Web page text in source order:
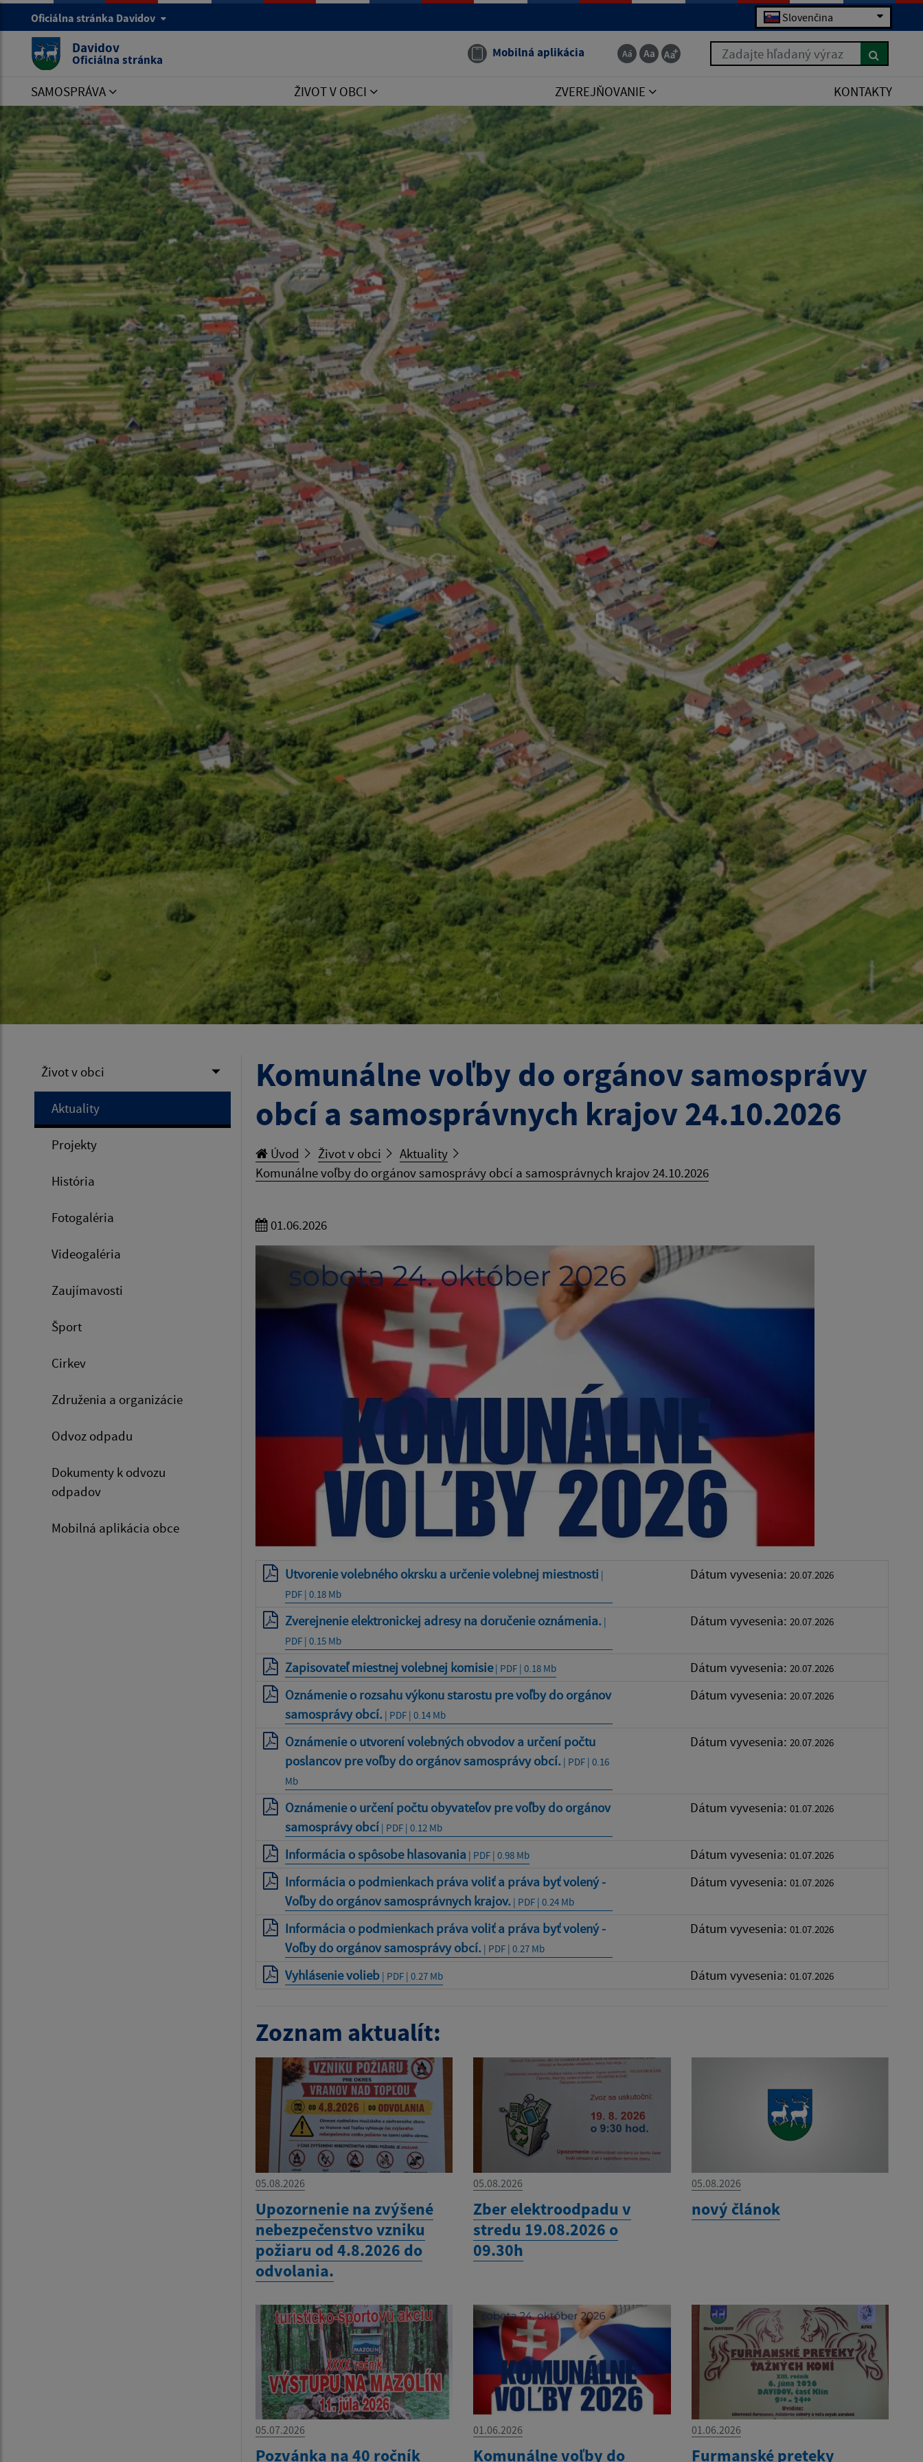
Oficiálna stránka Davidov Slovenčina
Davidov
Oficiálna stránka Mobilná aplikácia Zadajte hľadaný výraz
SAMOSPRÁVA ŽIVOT V OBCI ZVEREJŇOVANIE KONTAKTY
Život v obci
Aktuality
Projekty
História
Fotogaléria
Videogaléria
Zaujímavosti
Šport
Cirkev
Združenia a organizácie
Odvoz odpadu
Dokumenty k odvozu
odpadov
Mobilná aplikácia obce
Komunálne voľby do orgánov samosprávy
obcí a samosprávnych krajov 24.10.2026
Úvod Život v obci
Aktuality
Komunálne voľby do orgánov samosprávy obcí a samosprávnych krajov 24.10.2026
01.06.2026
Utvorenie volebného okrsku a určenie volebnej miestnosti |
PDF | 0.18 Mb
Dátum vyvesenia: 20.07.2026
Zverejnenie elektronickej adresy na doručenie oznámenia.|
PDF | 0.15 Mb
Dátum vyvesenia: 20.07.2026
Zapisovateľ miestnej volebnej komisie| PDF | 0.18 Mb Dátum vyvesenia: 20.07.2026
Oznámenie o rozsahu výkonu starostu pre voľby do orgánov
samosprávy obcí.| PDF | 0.14 Mb
Dátum vyvesenia: 20.07.2026
Oznámenie o utvorení volebných obvodov a určení počtu
poslancov pre voľby do orgánov samosprávy obcí.| PDF | 0.16
Mb
Dátum vyvesenia: 20.07.2026
Oznámenie o určení počtu obyvateľov pre voľby do orgánov
samosprávy obcí| PDF | 0.12 Mb
Dátum vyvesenia: 01.07.2026
Informácia o spôsobe hlasovania | PDF | 0.98 Mb Dátum vyvesenia: 01.07.2026
Informácia o podmienkach práva voliť a práva byť volený -
Voľby do orgánov samosprávnych krajov.| PDF | 0.24 Mb
Dátum vyvesenia: 01.07.2026
Informácia o podmienkach práva voliť a práva byť volený -
Voľby do orgánov samosprávy obcí.| PDF | 0.27 Mb
Dátum vyvesenia: 01.07.2026
Vyhlásenie volieb| PDF | 0.27 Mb Dátum vyvesenia: 01.07.2026
Zoznam aktualít:
05.08.2026
Upozornenie na zvýšené
nebezpečenstvo vzniku
požiaru od 4.8.2026 do
odvolania.
05.08.2026
Zber elektroodpadu v
stredu 19.08.2026 o
09.30h
05.08.2026
nový článok
05.07.2026
Pozvánka na 40 ročník
01.06.2026
Komunálne voľby do
01.06.2026
Furmanské preteky